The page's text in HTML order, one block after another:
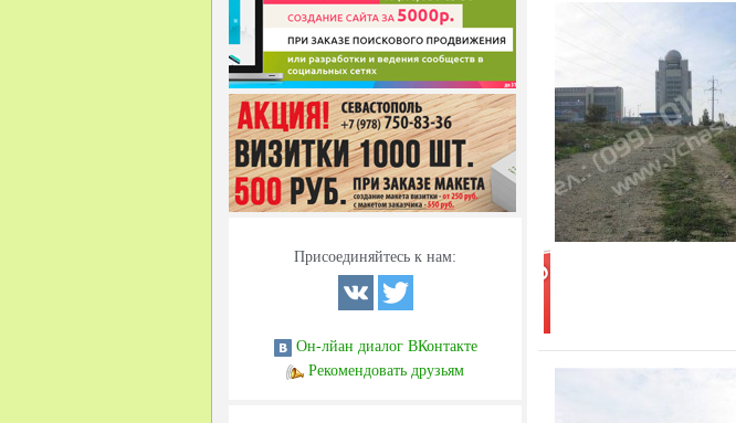
Присоединяйтесь к нам:
Он-лйан диалог ВКонтакте
Рекомендовать друзьям